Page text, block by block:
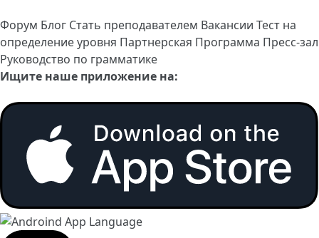
Форум Блог Стать преподавателем Вакансии Тест на
определение уровня Партнерская Программа Пресс-зал
Руководство по грамматике
Ищите наше приложение на: